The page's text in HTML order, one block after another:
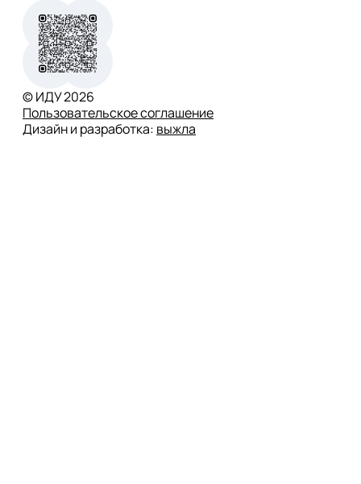
© ИДУ2026
Пользовательское соглашение
Дизайн и разработка: выжла